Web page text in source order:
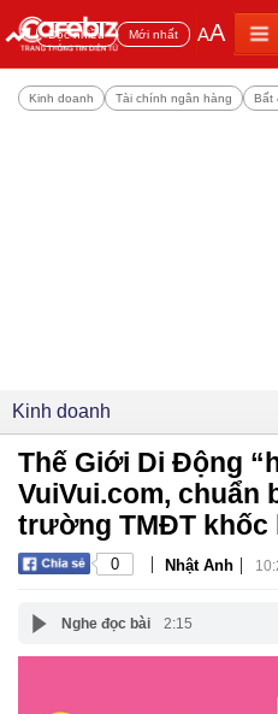
Đọc nhiều Mới nhất AA
Kinh doanh Tài chính ngân hàng Bất
Kinh doanh
Thế Giới Di Động
VuiVui.com, chuẩn
trường TMĐT khốc
0 | Nhật Anh |
Nghe đọc bài 2:15